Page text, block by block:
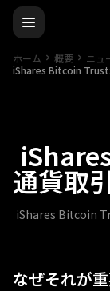
ホーム 概要
ニュ
iShares Bitcoin
通貨取
iShares Bitcoin
なぜそれが